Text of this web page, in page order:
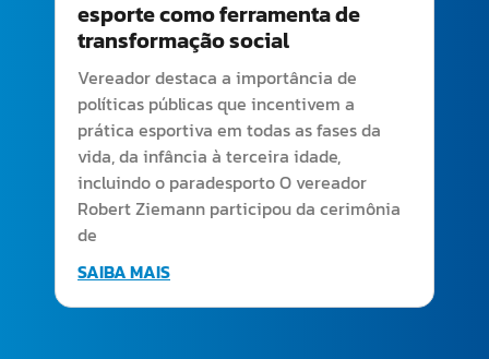
esporte como ferramenta de
transformação social
Vereador destaca a importância de
políticas públicas que incentivem a
prática esportiva em todas as fases da
vida, da infância à terceira idade,
incluindo o paradesporto O vereador
Robert Ziemann participou da cerimônia
de
SAIBA MAIS